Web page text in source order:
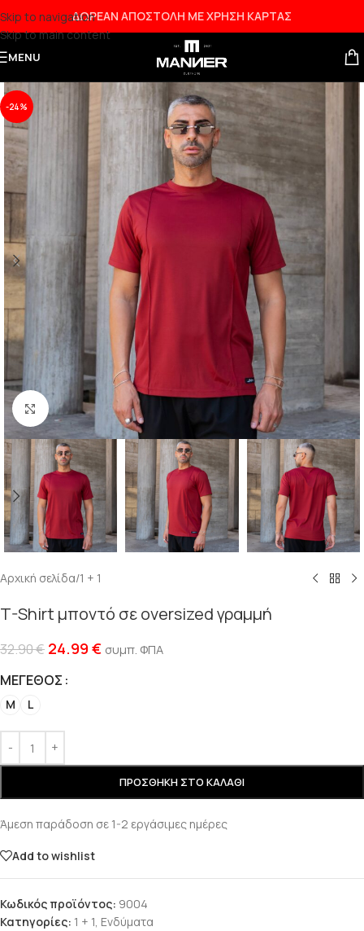
Skip to navigation
Skip to main content
ΔΩΡΕΑΝ ΑΠΟΣΤΟΛΗ ΜΕ ΧΡΗΣΗ ΚΑΡΤΑΣ
MENU
-24%
Click to enlarge
Αρχική σελίδα/1 + 1
T-Shirt μποντό σε oversized γραμμή
32.90€ 24.99 € συμπ. ΦΠΑ
ΜΈΓΕΘΟΣ
M L
ΠΡΟΣΘΉΚΗ ΣΤΟ ΚΑΛΆΘΙ
Άμεση παράδοση σε 1-2 εργάσιμες ημέρες
Add to wishlist
Κωδικός προϊόντος: 9004
Κατηγορίες: 1 + 1, Ενδύματα